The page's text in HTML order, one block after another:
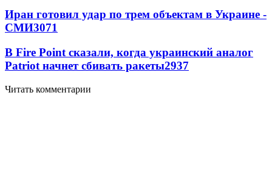
Иран готовил удар по трем объектам в Украине -
СМИ3071
В Fire Point сказали, когда украинский аналог
Patriot начнет сбивать ракеты2937
Читать комментарии